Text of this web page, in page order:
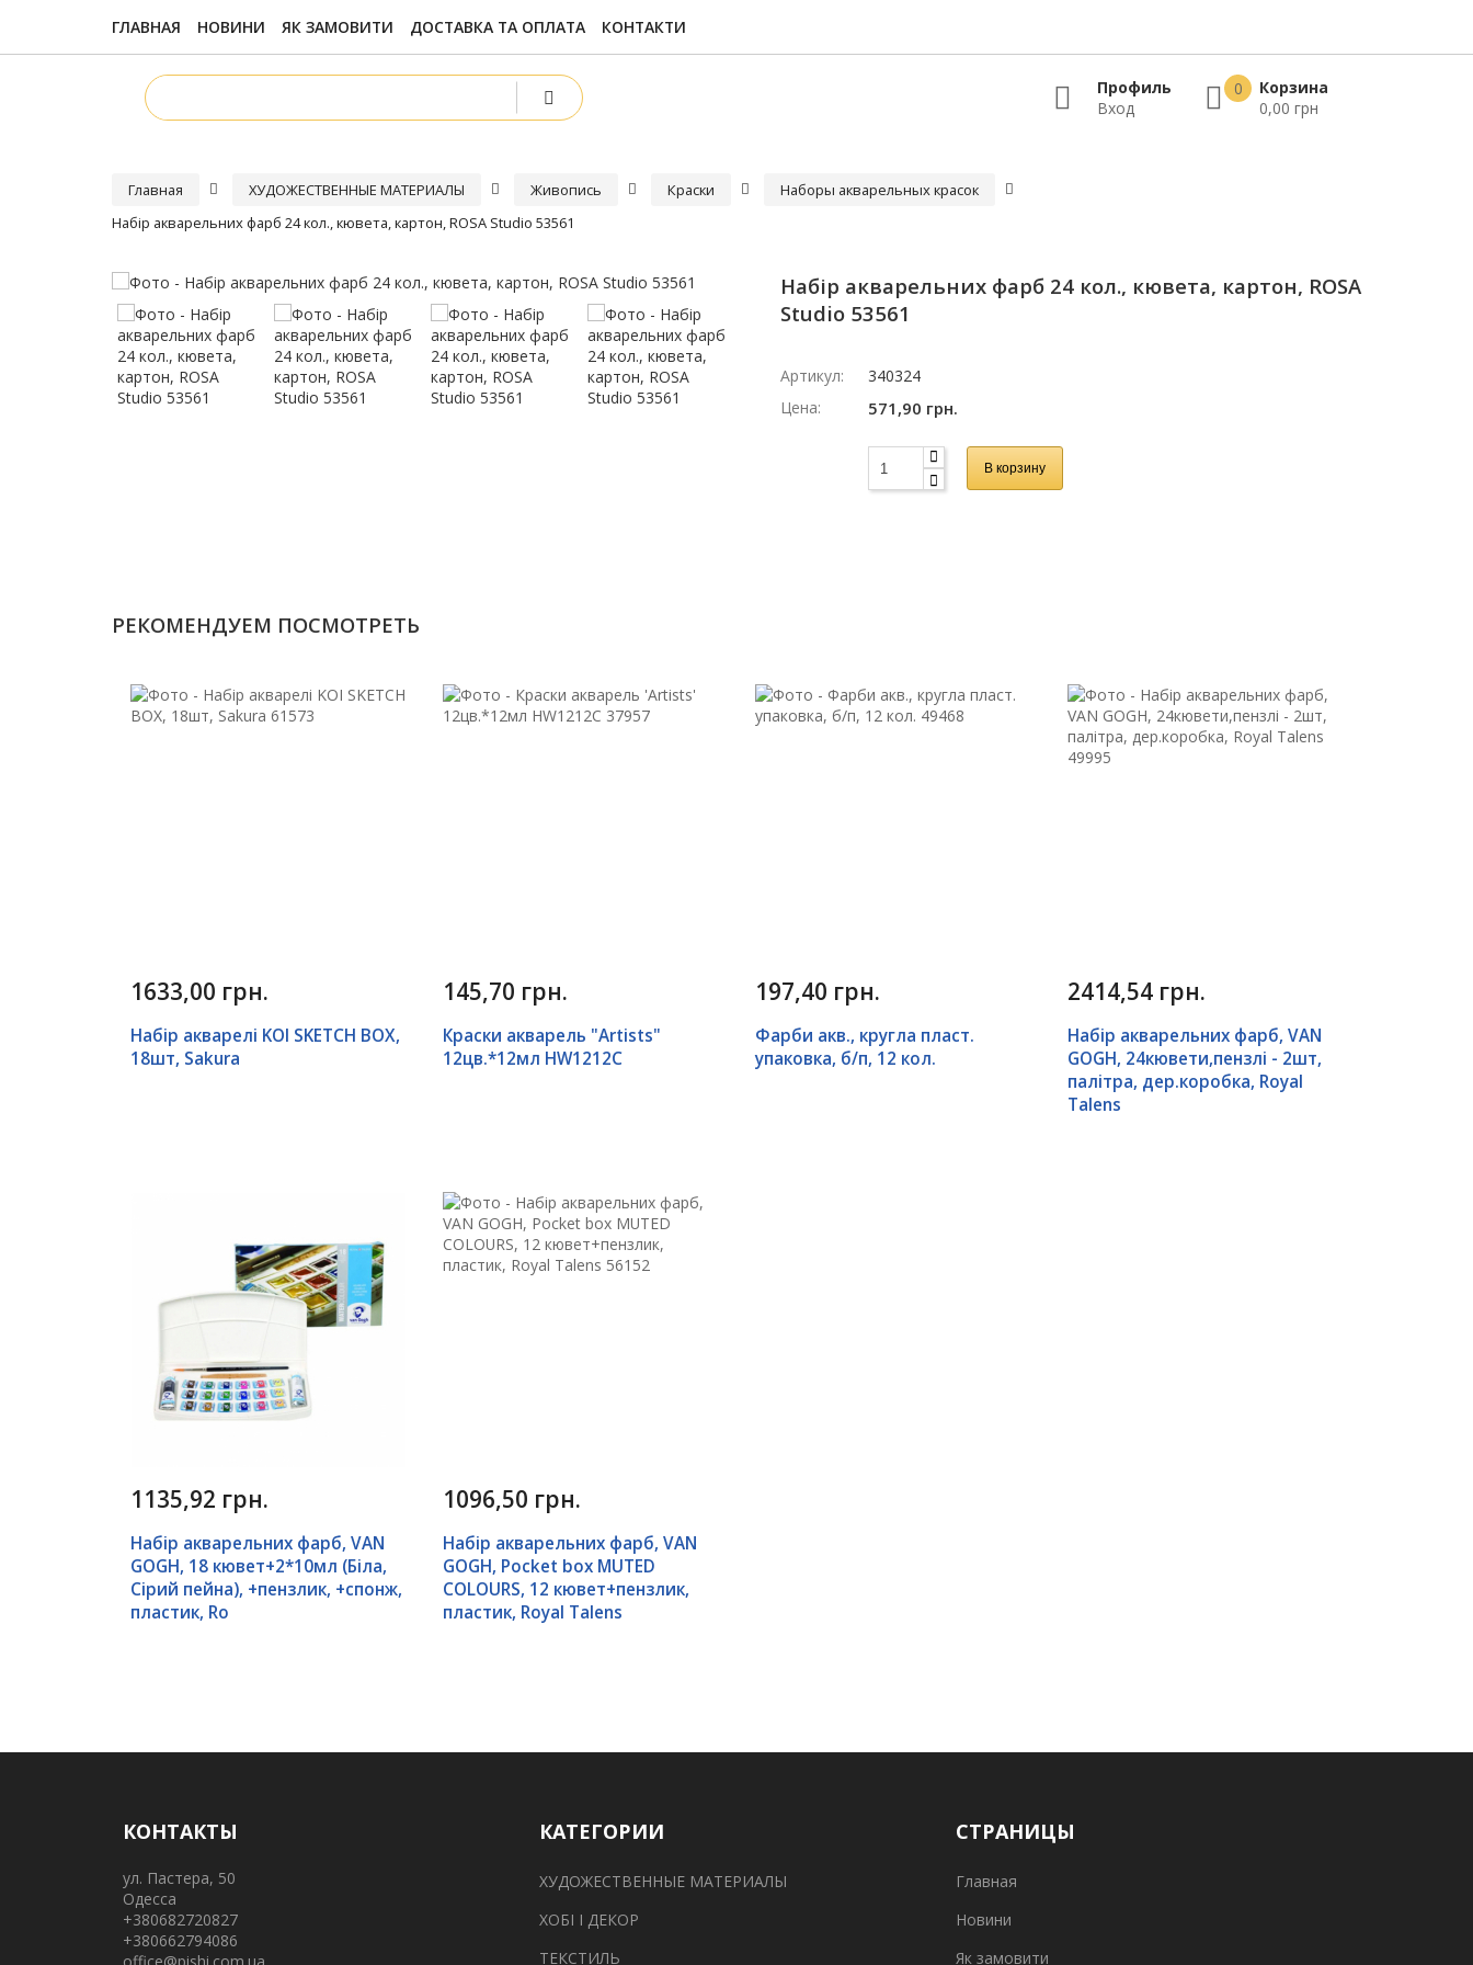
ГЛАВНАЯ НОВИНИ ЯК ЗАМОВИТИ ДОСТАВКА ТА ОПЛАТА КОНТАКТИ
Профиль
Вход
Корзина
0,00 грн
0
Главная ХУДОЖЕСТВЕННЫЕ МАТЕРИАЛЫ Живопись Краски
Наборы акварельных красок
Набір акварельних фарб 24 кол., кювета, картон, ROSA Studio 53561
Набір акварельних фарб 24 кол., кювета, картон, ROSA
Studio 53561
Артикул:
340324
Цена:
571,90 грн.
В корзину
РЕКОМЕНДУЕМ ПОСМОТРЕТЬ
1633,00 грн.
Набір акварелі KOI SKETCH BOX,
18шт, Sakura
145,70 грн.
Краски акварель "Artists"
12цв.*12мл HW1212C
197,40 грн.
Фарби акв., кругла пласт.
упаковка, б/п, 12 кол.
2414,54 грн.
Набір акварельних фарб, VAN
GOGH, 24кювети,пензлі - 2шт,
палітра, дер.коробка, Royal
Talens
1135,92 грн.
Набір акварельних фарб, VAN
GOGH, 18 кювет+2*10мл (Біла,
Сірий пейна), +пензлик, +спонж,
пластик, Ro
1096,50 грн.
Набір акварельних фарб, VAN
GOGH, Pocket box MUTED
COLOURS, 12 кювет+пензлик,
пластик, Royal Talens
КОНТАКТЫ
ул. Пастера, 50
Одесса
+380682720827
+380662794086
КАТЕГОРИИ
ХУДОЖЕСТВЕННЫЕ МАТЕРИАЛЫ
ХОБІ І ДЕКОР
ТЕКСТИЛЬ
СТРАНИЦЫ
Главная
Новини
Як замовити